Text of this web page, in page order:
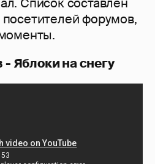
Список составлен
форумов,
Яблоки на снегу